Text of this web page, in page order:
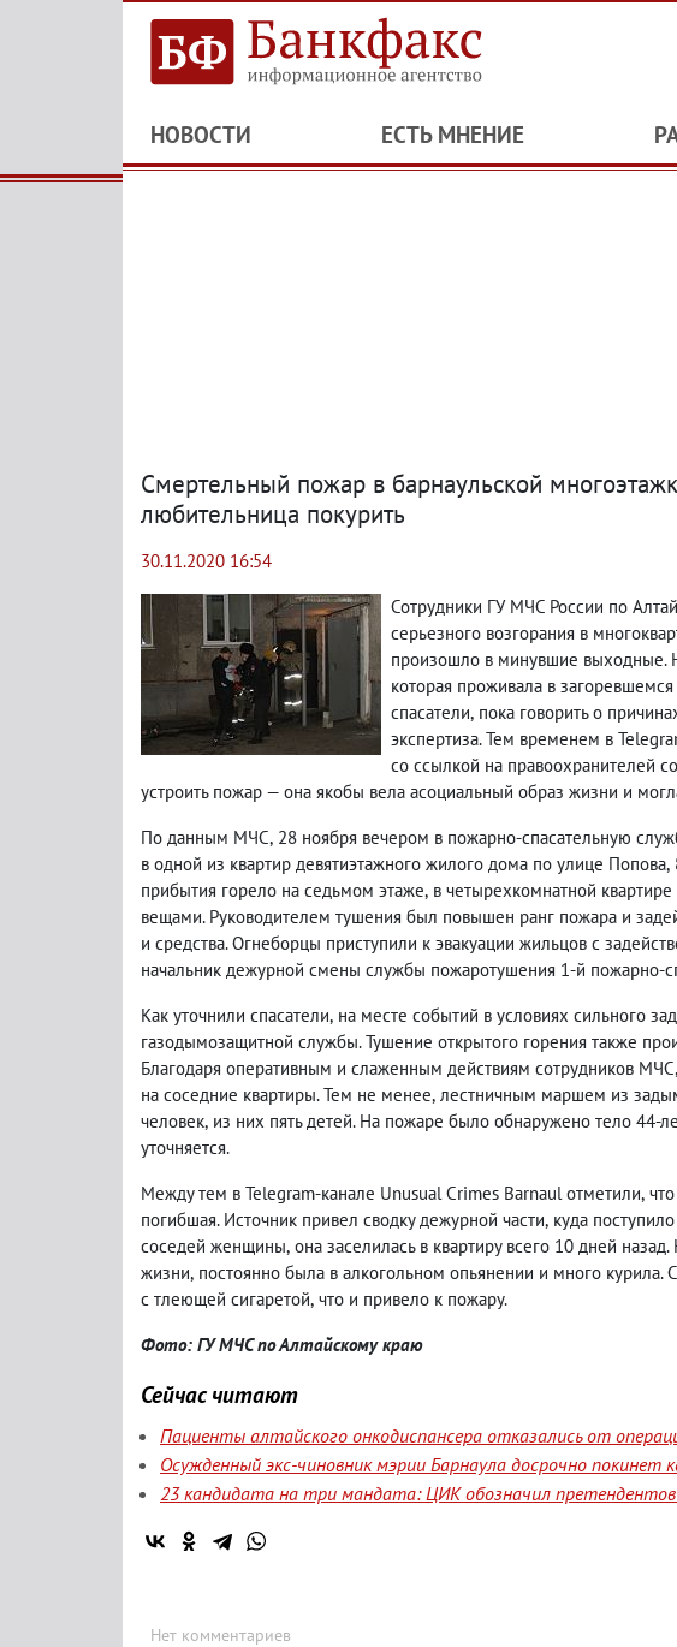
НОВОСТИ ЕСТЬ МНЕНИЕ
Смертельный пожар в барнаульской
любительница покурить
30.11.2020 16:54
Сотрудники ГУ МЧС России по
серьезного возгорания в
произошло в минувшие
которая проживала в
спасатели, пока говорить о
экспертиза. Тем временем в
со ссылкой на правоохранителей
устроить пожар — она якобы вела асоциальный образ жизни и
По данным МЧС, 28 ноября вечером в пожарно-спасательную
в одной из квартир девятиэтажного жилого дома по улице Попова,
прибытия горело на седьмом этаже, в четырехкомнатной
вещами. Руководителем тушения был повышен ранг пожара и
и средства. Огнеборцы приступили к эвакуации жильцов с
начальник дежурной смены службы пожаротушения 1-й пожарно-
Как уточнили спасатели, на месте событий в условиях сильного
газодымозащитной службы. Тушение открытого горения также
Благодаря оперативным и слаженным действиям сотрудников МЧС,
на соседние квартиры. Тем не менее, лестничным маршем из
человек, из них пять детей. На пожаре было обнаружено тело 44-
уточняется.
Между тем в Telegram-канале Unusual Crimes Barnaul отметили,
погибшая. Источник привел сводку дежурной части, куда
соседей женщины, она заселилась в квартиру всего 10 дней
жизни, постоянно была в алкогольном опьянении и много курила.
с тлеющей сигаретой, что и привело к пожару.
Фото: ГУ МЧС по Алтайскому краю
Сейчас читают
Пациенты алтайского онкодиспансера отказались от
Осужденный экс-чиновник мэрии Барнаула досрочно покинет
23 кандидата на три мандата: ЦИК обозначил претендентов
Нет комментариев